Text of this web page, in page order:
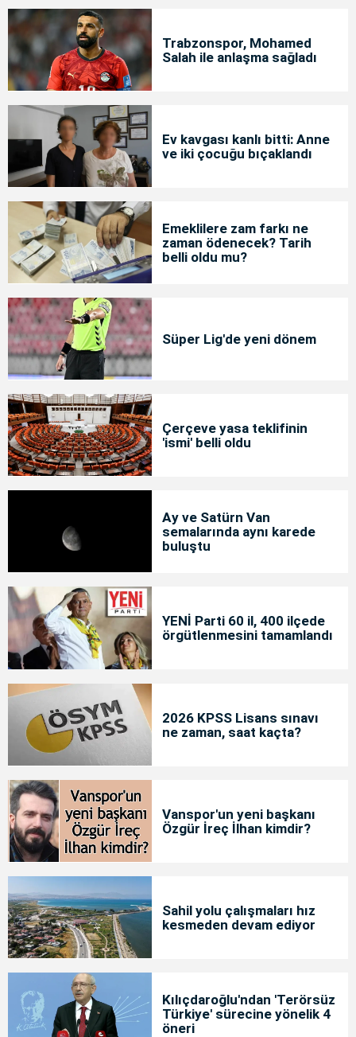
Trabzonspor, Mohamed
Salah ile anlaşma sağladı
Ev kavgası kanlı bitti: Anne
ve iki çocuğu bıçaklandı
Emeklilere zam farkı ne
zaman ödenecek? Tarih
belli oldu mu?
Süper Lig'de yeni dönem
Çerçeve yasa teklifinin
'ismi' belli oldu
Ay ve Satürn Van
semalarında aynı karede
buluştu
YENİ Parti 60 il, 400 ilçede
örgütlenmesini tamamlandı
2026 KPSS Lisans sınavı
ne zaman, saat kaçta?
Vanspor'un yeni başkanı
Özgür İreç İlhan kimdir?
Sahil yolu çalışmaları hız
kesmeden devam ediyor
Kılıçdaroğlu'ndan 'Terörsüz
Türkiye' sürecine yönelik 4
öneri